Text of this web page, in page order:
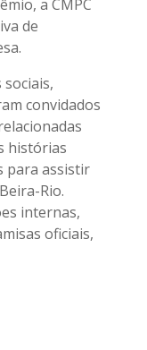
a CMPC
de
convidados
histórias
para assistir
Rio.
internas,
oficiais,